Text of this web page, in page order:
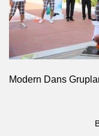
Modern Dans